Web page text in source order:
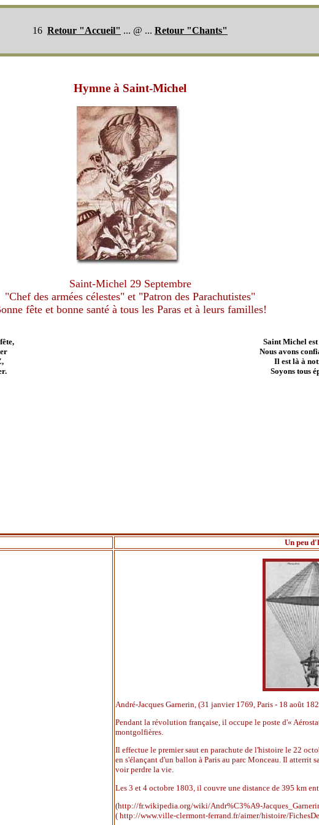
16 Retour "Accueil" ... @ ... Retour "Chants"
Hymne à Saint-Michel
Saint-Michel 29 Septembre
"Chef des armées célestes" et "Patron des Parachutistes"
fête et bonne santé à tous les Paras et à leurs familles!
Saint Michel est
Nous avons
Il est là à
Soyons tous
Un peu
André-Jacques Garnerin, (31 janvier 1769, Paris - 18 août
Pendant la révolution française, il occupe le poste d'«
montgolfières.
Il effectue le premier saut en parachute de l'histoire le 22
en s'élançant d'un ballon à Paris au parc Monceau. Il atterrit
voir perdre la vie.
Les 3 et 4 octobre 1803, il couvre une distance de 395 km
(http://fr.wikipedia.org/wiki/Andr%C3%A9-
( http://www.ville-clermont-ferrand.fr/aimer/histoire/